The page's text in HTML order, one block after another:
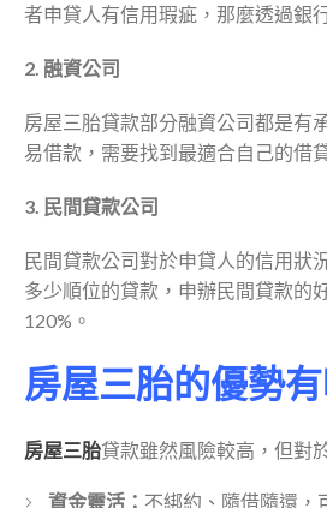
者申貸人有信用瑕疵，那麼透過銀
2. 融資公司
房屋三胎貸款部分融資公司都是有
易借款，需要找到最適合自己的借
3. 民間貸款公司
民間貸款公司對於申貸人的信用狀
多少順位的貸款，申辦民間貸款的
120%。
房屋三胎的優勢
房屋三胎貸款雖然風險較高，但對
資金靈活： 不綁約、隨借隨還，